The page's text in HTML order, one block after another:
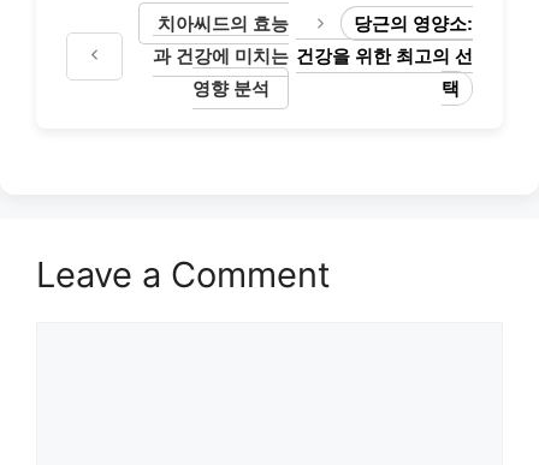
치아씨드의 효능
과 건강에 미치는
영향 분석
당근의 영양소:
건강을 위한 최고의 선
택
Leave a Comment